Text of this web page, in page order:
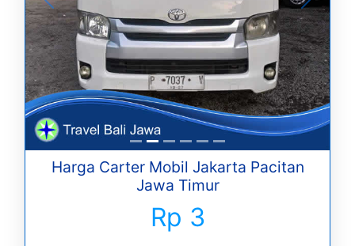
Harga Carter Mobil Jakarta Pacitan
Jawa Timur
Rp 3